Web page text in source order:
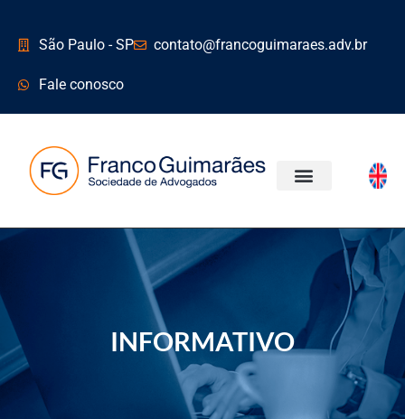
São Paulo - SP contato@francoguimaraes.adv.br
Fale conosco
INFORMATIVO